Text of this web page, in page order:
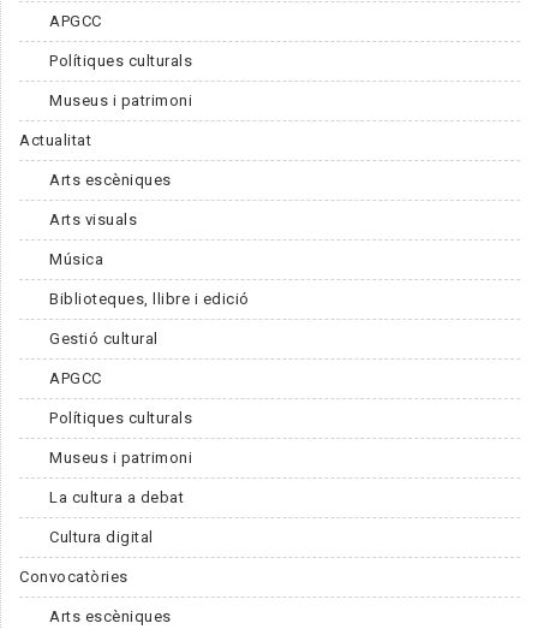
APGCC
Polítiques culturals
Museus i patrimoni
Actualitat
Arts escèniques
Arts visuals
Música
Biblioteques, llibre i edició
Gestió cultural
APGCC
Polítiques culturals
Museus i patrimoni
La cultura a debat
Cultura digital
Convocatòries
Arts escèniques